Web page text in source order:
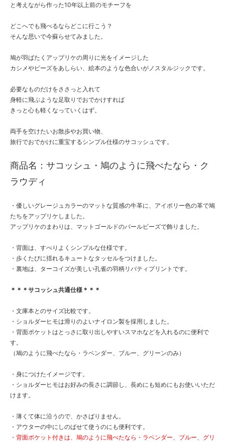
と考えながら作った10年以上前のモチーフを
どこへでも飛べるならどこに行こう？
そんな思いで今蘇らせてみました。
鳩が羽ばたくアップリケの周りに光をイメージした
カシメやビーズをあしらい、絵本のような色合いがノスタルジックです。
必要なものだけをささっと入れて
身軽に飛ぶような足取りでおでかけすれば
きっと心も軽くなっていくはず。
両手を空けたいお散歩やお買い物、
旅行でおでかけに重宝するシンプル仕様のサコッシュです。
商品名：サコッシュ・鳩のように飛べたなら・ク
ラウディ
・優しいグレージュカラーのマットな質感の牛革に、アイボリー色の革で鳩
たちをアップリケしました。
アップリケのまわりは、マットゴールドのパールビーズで飾りました。
・背面は、すべりよくシンプルな仕様です。
・歩くたびに揺れるキュートなタッセルをつけました。
・裏地は、ターコイズが美しい孔雀の羽柄リバティプリントです。
＊＊＊サコッシュ共通仕様＊＊＊
・文庫本とのサイズ比較です。
・ショルダーヒモは滑りのよいナイロン製を採用しました。
・背面ポケットはとっさに取り出しやすいスマホなどを入れるのに便利で
す。
（鳩のように飛べたなら・ラベンダー、ブルー、グリーンのみ）
・身につけたイメージです。
・ショルダーヒモはお好みの長さに調節し、長めにも短めにもお使いいただ
けます。
・薄くて体に沿うので、かさばりません。
・アウターの中にしのばせて使うのにも便利です。
・背面ポケット付きは、鳩のように飛べたなら・ラベンダー、ブルー、グリ